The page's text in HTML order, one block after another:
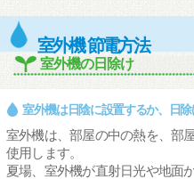
室外機 節電方法
室外機の日除け
室外機は日陰に設置するか、日除
室外機は、部屋の中の熱を、部
使用します。
夏場、室外機が直射日光や地面